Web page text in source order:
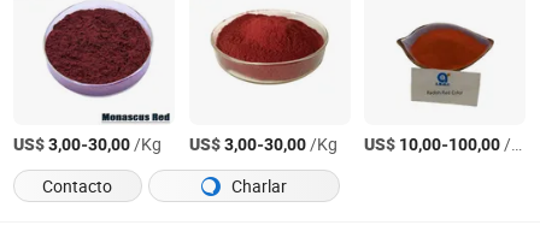
US$3,00-30,00/Kg US$3,00-30,00/Kg US$ 10,00-100,00/Pieza
Contacto
Charlar